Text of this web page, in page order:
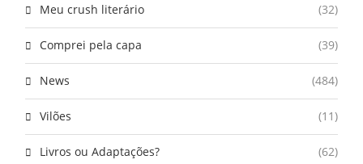
Meu crush literário (32)
Comprei pela capa (39)
News (484)
Vilões (11)
Livros ou Adaptações? (62)